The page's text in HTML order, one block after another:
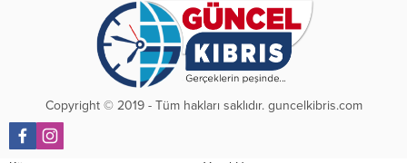
Copyright © 2019 - Tüm hakları saklıdır. guncelkibris.com